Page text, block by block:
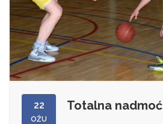
22
OŽU
Totalna nadmoć